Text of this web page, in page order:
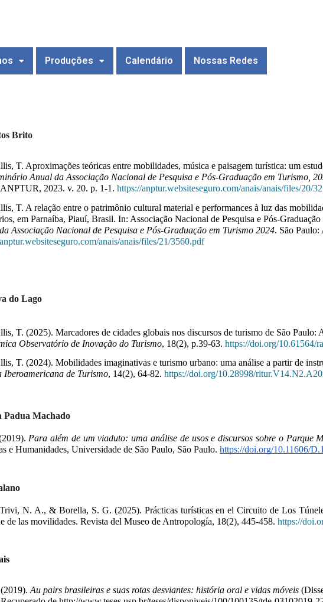
Produções Calendário Nossas Redes
Brito
T. Aproximações teóricas entre mobilidades, música e paisagem turística: um
Anual da Associação Nacional de Pesquisa e Pós-Graduação em Turismo,
ANPTUR, 2023. v. 20. p. 1-1.https://anptur.websiteseguro.com/anais/anais/files/20/
T. A relação entre o patrimônio cultural material e performances à luz das
em Parnaíba, Piauí, Brasil. In: Associação Nacional de Pesquisa e Pós-
Associação Nacional de Pesquisa e Pós-Graduação em Turismo 2024. São
anais/anais/files/21/3560.pdf
do Lago
T. (2025). Marcadores de cidades globais nos discursos de turismo de São
Observatório de Inovação do Turismo, 18(2), p.39-63.https://doi.org/10.61564/
T. (2024). Mobilidades imaginativas e turismo urbano: uma análise a partir de
Iberoamericana de Turismo, 14(2), 64-82.https://doi.org/10.28998/
Padua Machado
Para além de um viaduto: uma análise de usos e discursos sobre o Parque
e Humanidades, Universidade de São Paulo, São Paulo.https://doi.org/10.11606/
N. A., & Borella, S. G. (2025). Prácticas turísticas en el Circuito de Los
de las movilidades. Revista del Museo de Antropología, 18(2), 445-458.https://
Au pairs brasileiras e suas rotas desviantes: história oral e vidas móveis